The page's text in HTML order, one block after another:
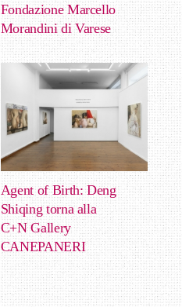
Fondazione Marcello
Morandini di Varese
Agent of Birth: Deng
Shiqing torna alla
C+N Gallery
CANEPANERI